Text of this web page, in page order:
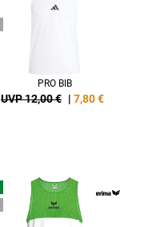
PRO BIB
UVP 12,00 € | 7,80€